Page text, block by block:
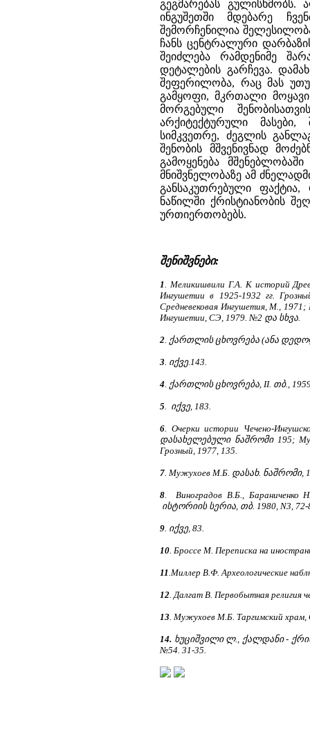
გეგმარებას
ინგუშეთში მდებარე
შემორჩენილია
ჩანს ცენტრალური
შეიძლება რამდენიმე
დეტალების გარჩევა.
შეფერილობა, რაც მას
გამყოფი, მკრთალი
მორგებული
არქიტექტურული
სიმკვეთრე, ძეგლის
შენობის მშვენივნად
გამოყენება
მნიშვნელობაზე ამ
განსაკუთრებული
ნაწილში ქრისტიანობის
ურთიერთობებს.
შენიშვნები:
1
. Меликишвили Г.А. К историй
Ингушетии в 1925-1932 гг.
Средневековая Ингушетия, М., 1971;
Ингушетии, СЭ, 1979. №2 და სხვა.
2 . ქართლის ცხოვრება (ანა
3 . იქვე.143.
4 . ქართლის ცხოვრება, II. თბ.,
5 . იქვე, 183.
6 . Очерки истории Чечено-
დასახელებული ნაშრომი 195;
Грозный, 1977, 135.
7 . Мужухоев М.Б. დასახ. ნაშრომი,
8 . Виноградов В.Б., Бараниченко
ისტორიის სერია, თბ. 1980, N3, 72-
9 . იქვე, 83.
10 . Броссе М. Переписка на
11 .Миллер В.Ф. Археологические
12 . Далгат В. Первобытная религия
13 . Мужухоев М.Б. Таргимский храм,
14. ხუციშვილი ლ., ქალდანი -
№54. 31-35.